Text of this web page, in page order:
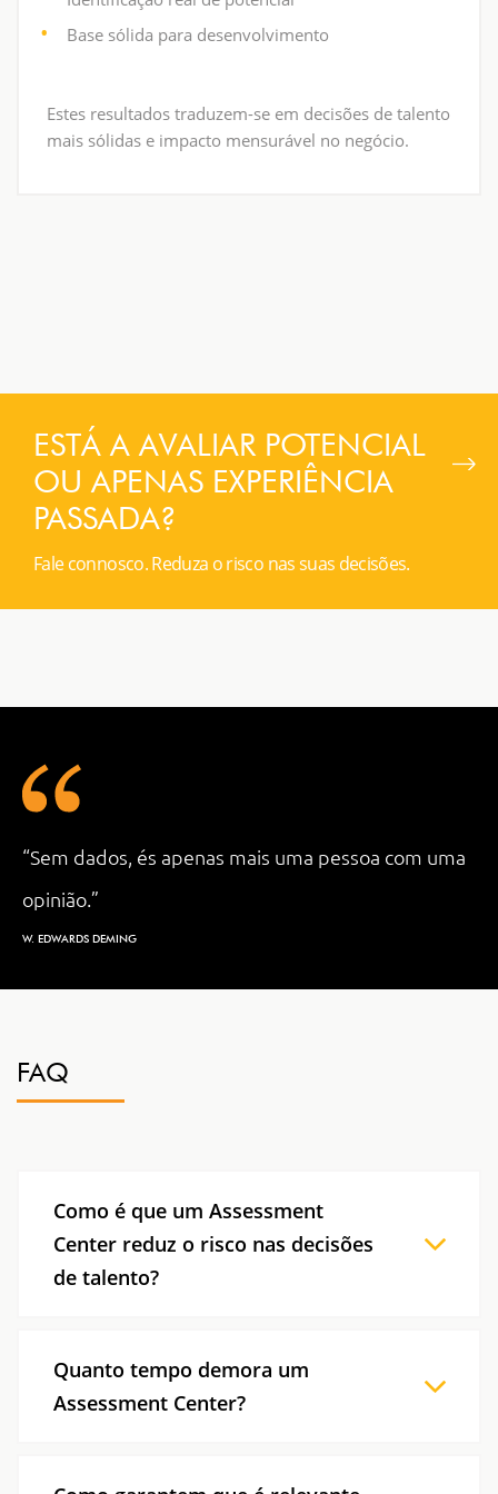
Base sólida para desenvolvimento
Estes resultados traduzem-se em decisões de talento
mais sólidas e impacto mensurável no negócio.
ESTÁ A AVALIAR POTENCIAL
OU APENAS EXPERIÊNCIA
PASSADA?
Fale connosco. Reduza o risco nas suas decisões.
“Sem dados, és apenas mais uma pessoa com uma
opinião.”
W. EDWARDS DEMING
FAQ
Como é que um Assessment
Center reduz o risco nas decisões
de talento?
da função e analisar os resultados com base
em critérios consistentes e múltiplos
observadores, aumenta-se exponencialmente a
Quanto tempo demora um
Assessment Center?
e o nível de profundidade pretendido. Na